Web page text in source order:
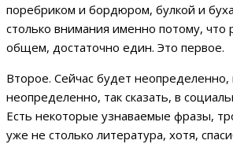
поребриком и бордюром, булкой и
столько внимания именно потому, что
общем, достаточно един. Это первое.
Второе. Сейчас будет неопределенно,
неопределенно, так сказать, в
Есть некоторые узнаваемые фразы,
уже не столько литература, хотя,